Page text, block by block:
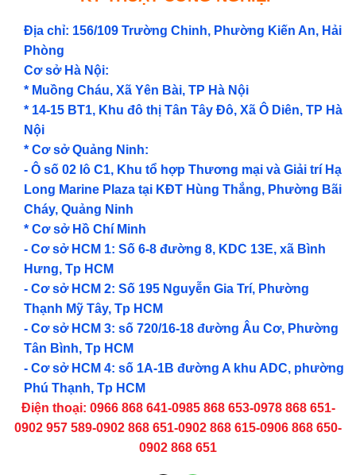
Địa chỉ: 156/109 Trường Chinh, Phường Kiến An, Hải
Phòng
Cơ sở Hà Nội:
* Muồng Cháu, Xã Yên Bài, TP Hà Nội
* 14-15 BT1, Khu đô thị Tân Tây Đô, Xã Ô Diên, TP Hà
Nội
* Cơ sở Quảng Ninh:
- Ô số 02 lô C1, Khu tổ hợp Thương mại và Giải trí Hạ
Long Marine Plaza tại KĐT Hùng Thắng, Phường Bãi
Cháy, Quảng Ninh
* Cơ sở Hồ Chí Minh
- Cơ sở HCM 1: Số 6-8 đường 8, KDC 13E, xã Bình
Hưng, Tp HCM
- Cơ sở HCM 2: Số 195 Nguyễn Gia Trí, Phường
Thạnh Mỹ Tây, Tp HCM
- Cơ sở HCM 3: số 720/16-18 đường Âu Cơ, Phường
Tân Bình, Tp HCM
- Cơ sở HCM 4: số 1A-1B đường A khu ADC, phường
Phú Thạnh, Tp HCM
Điện thoại: 0966 868 641-0985 868 653-0978 868 651-
0902 957 589-0902 868 651-0902 868 615-0906 868 650-
0902 868 651